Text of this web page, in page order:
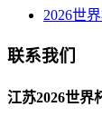
2026世
联系我们
江苏2026世界